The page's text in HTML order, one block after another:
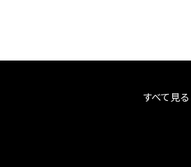
すべて見る